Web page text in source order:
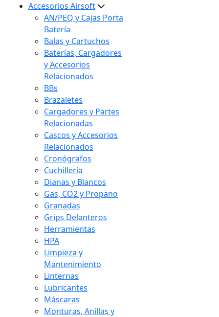
Accesorios Airsoft
AN/PEQ y Cajas Porta
Batería
Balas y Cartuchos
Baterías, Cargadores
y Accesorios
Relacionados
BBs
Brazaletes
Cargadores y Partes
Relacionadas
Cascos y Accesorios
Relacionados
Cronógrafos
Cuchilleria
Dianas y Blancos
Gas, CO2 y Propano
Granadas
Grips Delanteros
Herramientas
HPA
Limpieza y
Mantenimiento
Linternas
Lubricantes
Máscaras
Monturas, Anillas y